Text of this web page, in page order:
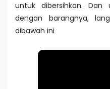
untuk dibersihkan. Dan
dengan barangnya,
dibawah ini